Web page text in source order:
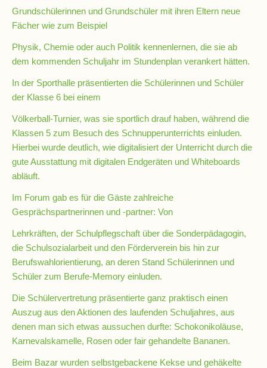
Konzepte
Lehrer-
Raum-
Prinzip
Berufswahlvorbereitung
Hausaufgabenbetreuung
Digitalisierung
Streitschlichtung
Seiteneinsteiger
Methodentraining
Grundschülerinnen und Grundschüler mit ihren Eltern neue
Fächer wie zum Beispiel
Physik, Chemie oder auch Politik kennenlernen, die sie ab
dem kommenden Schuljahr im Stundenplan verankert hätten.
In der Sporthalle präsentierten die Schülerinnen und Schüler
der Klasse 6 bei einem
Völkerball-Turnier, was sie sportlich drauf haben, während die
Klassen 5 zum Besuch des Schnupperunterrichts einluden.
Hierbei wurde deutlich, wie digitalisiert der Unterricht durch die
gute Ausstattung mit digitalen Endgeräten und Whiteboards
abläuft.
Im Forum gab es für die Gäste zahlreiche
Gesprächspartnerinnen und -partner: Von
Lehrkräften, der Schulpflegschaft über die Sonderpädagogin,
die Schulsozialarbeit und den Förderverein bis hin zur
Berufswahlorientierung, an deren Stand Schülerinnen und
Schüler zum Berufe-Memory einluden.
Die Schülervertretung präsentierte ganz praktisch einen
Auszug aus den Aktionen des laufenden Schuljahres, aus
denen man sich etwas aussuchen durfte: Schokonikoläuse,
Karnevalskamelle, Rosen oder fair gehandelte Bananen.
Beim Bazar wurden selbstgebackene Kekse und gehäkelte